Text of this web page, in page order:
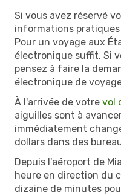
Si vous avez réservé
informations
Pour un voyage aux
électronique suffit. Si
pensez à faire la
électronique de
À l'arrivée de votre vol
aiguilles sont à
immédiatement
dollars dans des
Depuis l'aéroport de
heure en direction du
dizaine de minutes